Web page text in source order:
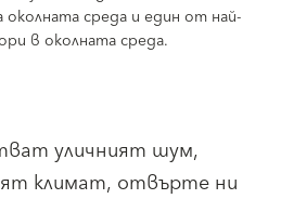
среда и един от най-
в околната среда.
уличният шум,
климат, отвърте ни